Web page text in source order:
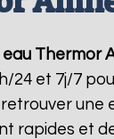
Thermor
24 et 7j/7
rapides et